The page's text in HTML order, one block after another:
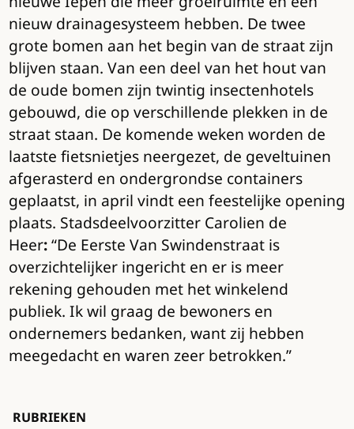
nieuw drainagesysteem hebben. De twee
grote bomen aan het begin van de straat zijn
blijven staan. Van een deel van het hout van
de oude bomen zijn twintig insectenhotels
gebouwd, die op verschillende plekken in de
straat staan. De komende weken worden de
laatste fietsnietjes neergezet, de geveltuinen
afgerasterd en ondergrondse containers
geplaatst, in april vindt een feestelijke opening
plaats. Stadsdeelvoorzitter Carolien de
Heer:“De Eerste Van Swindenstraat is
overzichtelijker ingericht en er is meer
rekening gehouden met het winkelend
publiek. Ik wil graag de bewoners en
ondernemers bedanken, want zij hebben
meegedacht en waren zeer betrokken.”
RUBRIEKEN